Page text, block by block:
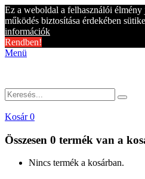
Ez a weboldal a felhasználói
működés biztosítása érdekében
információk
Rendben!
Menü
Kosár 0
Összesen 0 termék van a
Nincs termék a kosárban.